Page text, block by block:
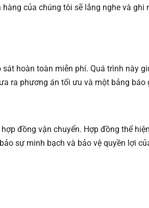
của chúng tôi sẽ lắng nghe và
hoàn toàn miễn phí. Quá trình này
ra phương án tối ưu và một bảng báo
đồng vận chuyển. Hợp đồng thể
sự minh bạch và bảo vệ quyền lợi